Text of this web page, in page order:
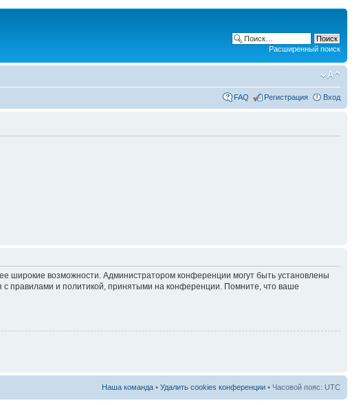
Расширенный поиск
FAQ Регистрация Вход
широкие возможности. Администратором конференции могут быть установлены
с правилами и политикой, принятыми на конференции. Помните, что ваше
Наша команда • Удалить cookies конференции • Часовой пояс: UTC